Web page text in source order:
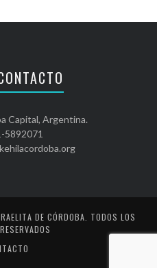
Capital, Argentina.
5892071
DE CÓRDOBA . TODOS LOS